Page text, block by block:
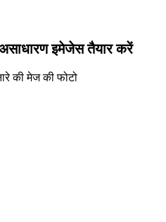
इमेजेस तैयार करें